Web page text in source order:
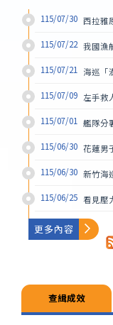
115/07/30 西拉雅
115/07/22 我國漁
115/07/21 海巡「
115/07/09 左手救
115/07/01 艦隊分
115/06/30 花蓮男
115/06/30 新竹海
115/06/25 看見壓
更多內容
115/08/04 海洋委
115/08/04 海洋委
115/06/25 苗栗查
115/06/23 針對媒
查緝成效